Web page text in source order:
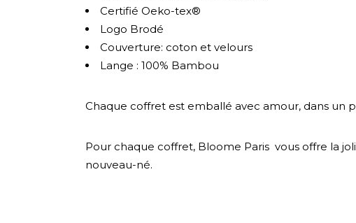
Certifié Oeko-tex®
Logo Brodé
Couverture: coton et velours
Lange : 100% Bambou
Chaque coffret est emballé avec amour, dans un
Pour chaque coffret, Bloome Paris vous offre la
nouveau-né.